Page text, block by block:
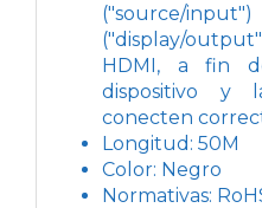
("source/
("display/
HDMI, a fin
dispositivo y
conecten
Longitud: 50M
Color: Negro
Normativas: